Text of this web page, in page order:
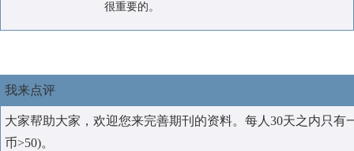
很重要的。
我来点评
大家帮助大家，欢迎您来完善期刊的资料。每人30天之内只有
币>50)。